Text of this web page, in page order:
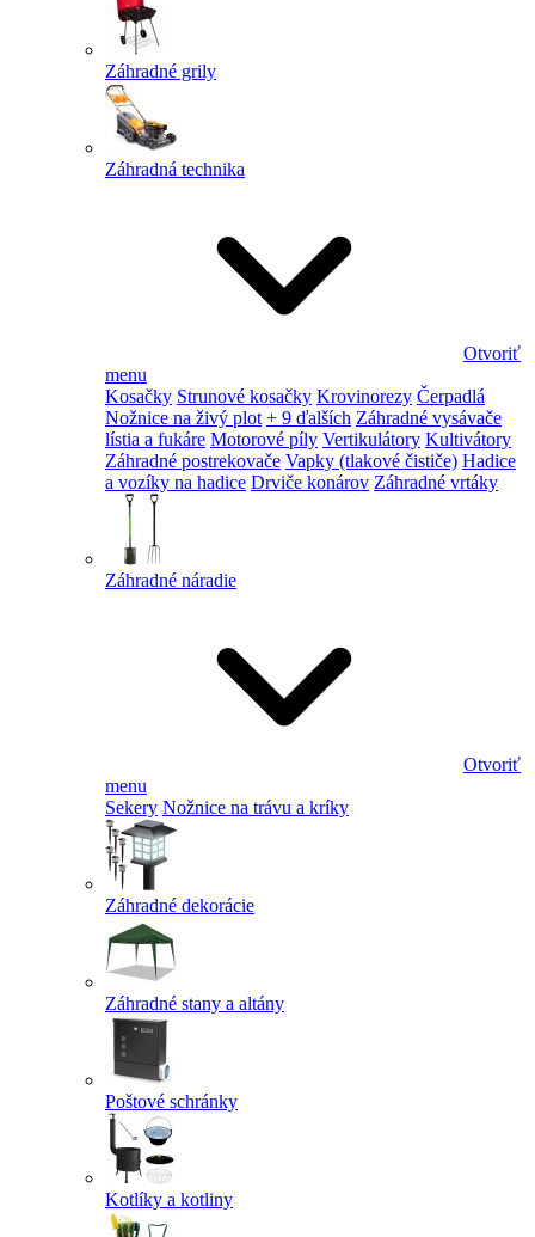
Záhradné grily
Záhradná technika
Otvoriť
menu
Kosačky Strunové kosačky Krovinorezy Čerpadlá
Nožnice na živý plot + 9 ďalších Záhradné vysávače
lístia a fukáre Motorové píly Vertikulátory Kultivátory
Záhradné postrekovače Vapky (tlakové čističe) Hadice
a vozíky na hadice Drviče konárov Záhradné vrtáky
Záhradné náradie
Otvoriť
menu
Sekery Nožnice na trávu a kríky
Záhradné dekorácie
Záhradné stany a altány
Poštové schránky
Kotlíky a kotliny